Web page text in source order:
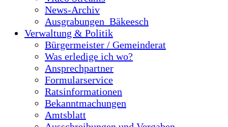
News-Archiv
Ausgrabungen_Bäkeesch
Verwaltung & Politik
Bürgermeister / Gemeinderat
Was erledige ich wo?
Ansprechpartner
Formularservice
Ratsinformationen
Bekanntmachungen
Amtsblatt